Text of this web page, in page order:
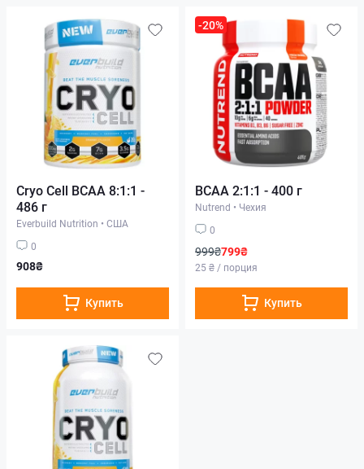
Cryo Cell BCAA 8:1:1 -
486 г
Everbuild Nutrition • США
0
908₴
Купить
-20%
BCAA 2:1:1 - 400 г
Nutrend • Чехия
0
999₴799₴
25 ₴ / порция
Купить